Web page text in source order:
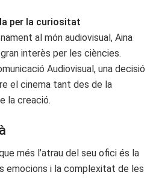
per la curiositat
al món audiovisual, Aina
interès per les ciències.
Audiovisual, una decisió
el cinema tant des de la
la creació.
més l’atrau del seu ofici és la
emocions i la complexitat de les